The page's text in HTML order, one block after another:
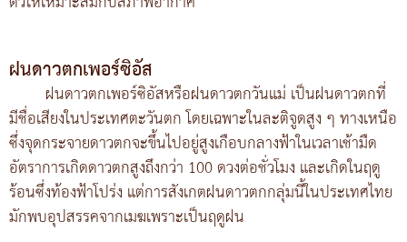
ฝนดาวตกเพอร์ซิอัส
ฝนดาวตกเพอร์ซิอัสหรือฝนดาวตกวันแม่ เป็นฝนดาวตกที่
มีชื่อเสียงในประเทศตะวันตก โดยเฉพาะในละติจูดสูง ๆ ทางเหนือ
ซึ่งจุดกระจายดาวตกจะขึ้นไปอยู่สูงเกือบกลางฟ้าในเวลาเช้ามืด
อัตราการเกิดดาวตกสูงถึงกว่า 100 ดวงต่อชั่วโมง และเกิดในฤดู
ร้อนซึ่งท้องฟ้าโปร่ง แต่การสังเกตฝนดาวตกกลุ่มนี้ในประเทศไทย
มักพบอุปสรรคจากเมฆเพราะเป็นฤดูฝน